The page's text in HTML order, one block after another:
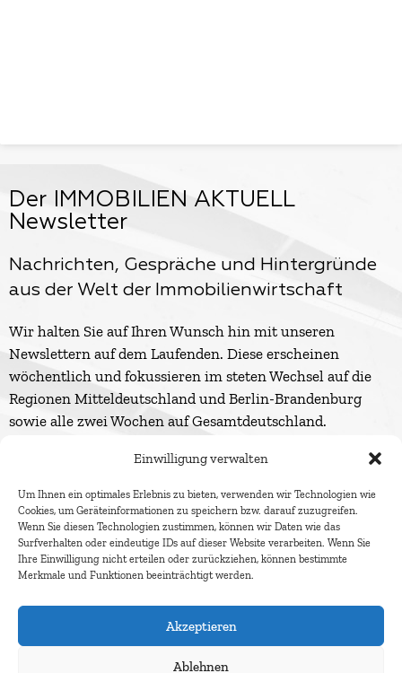
Einwilligung verwalten
Um Ihnen ein optimales Erlebnis zu bieten, verwenden wir Technologien wie
Cookies, um Geräteinformationen zu speichern bzw. darauf zuzugreifen.
Wenn Sie diesen Technologien zustimmen, können wir Daten wie das
Surfverhalten oder eindeutige IDs auf dieser Website verarbeiten. Wenn Sie
Ihre Einwilligung nicht erteilen oder zurückziehen, können bestimmte
Merkmale und Funktionen beeinträchtigt werden.
Akzeptieren
Ablehnen
Der IMMOBILIEN AKTUELL
Newsletter
Nachrichten, Gespräche und Hintergründe
aus der Welt der Immobilienwirtschaft
Wir halten Sie auf Ihren Wunsch hin mit unseren
Newslettern auf dem Laufenden. Diese erscheinen
wöchentlich und fokussieren im steten Wechsel auf die
Regionen Mitteldeutschland und Berlin-Brandenburg
sowie alle zwei Wochen auf Gesamtdeutschland.